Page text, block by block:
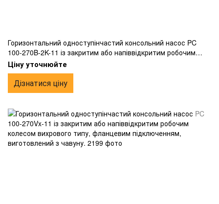
Горизонтальний одноступінчастий консольний насос PC
100-270B-2K-11 із закритим або напіввідкритим робочим
колесом вихрового типу, фланцевим підключенням,
виготовлений з чавуну.
Ціну уточнюйте
Дізнатися ціну